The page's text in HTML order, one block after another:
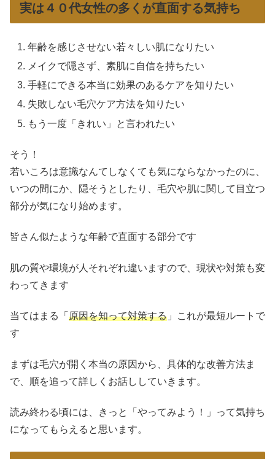
実は４０代女性の多くが直面する気持ち
年齢を感じさせない若々しい肌になりたい
メイクで隠さず、素肌に自信を持ちたい
手軽にできる本当に効果のあるケアを知りたい
失敗しない毛穴ケア方法を知りたい
もう一度「きれい」と言われたい
そう！
若いころは意識なんてしなくても気にならなかったのに、
いつの間にか、隠そうとしたり、毛穴や肌に関して目立つ
部分が気になり始めます。
皆さん似たような年齢で直面する部分です
肌の質や環境が人それぞれ違いますので、現状や対策も変
わってきます
当てはまる「 原因を知って対策する 」これが最短ルートで
す
まずは毛穴が開く本当の原因から、具体的な改善方法ま
で、順を追って詳しくお話ししていきます。
読み終わる頃には、きっと「やってみよう！」って気持ち
になってもらえると思います。